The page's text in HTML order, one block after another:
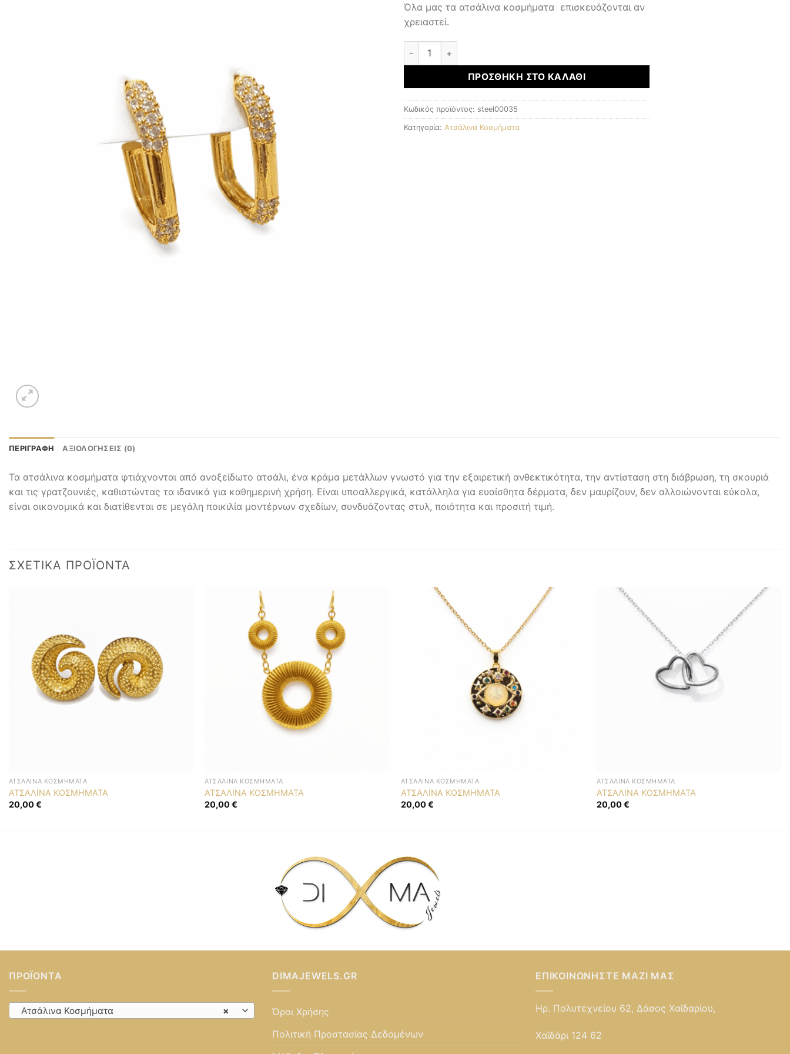
Όλα μας τα ατσάλινα κοσμήματα επισκευάζονται αν
χρειαστεί.
ΑΤΣΑΛΙΝΑ ΚΟΣΜΗΜΑΤΑ ποσότητα
ΠΡΟΣΘΉΚΗ ΣΤΟ ΚΑΛΆΘΙ
Κωδικός προϊόντος: steel00035
Κατηγορία: Ατσάλινα Κοσμήματα
ΠΕΡΙΓΡΑΦΉ ΑΞΙΟΛΟΓΉΣΕΙΣ (0)
Τα ατσάλινα κοσμήματα φτιάχνονται από ανοξείδωτο ατσάλι, ένα κράμα μετάλλων γνωστό για την εξαιρετική ανθεκτικότητα, την αντίσταση στη διάβρωση, τη σκουριά
και τις γρατζουνιές, καθιστώντας τα ιδανικά για καθημερινή χρήση. Είναι υποαλλεργικά, κατάλληλα για ευαίσθητα δέρματα, δεν μαυρίζουν, δεν αλλοιώνονται εύκολα,
είναι οικονομικά και διατίθενται σε μεγάλη ποικιλία μοντέρνων σχεδίων, συνδυάζοντας στυλ, ποιότητα και προσιτή τιμή.
ΣΧΕΤΙΚΆ ΠΡΟΪΌΝΤΑ
ΑΤΣΆΛΙΝΑ ΚΟΣΜΉΜΑΤΑ
ΑΤΣΑΛΙΝΑ ΚΟΣΜΗΜΑΤΑ
20,00€
ΑΤΣΆΛΙΝΑ ΚΟΣΜΉΜΑΤΑ
ΑΤΣΑΛΙΝΑ ΚΟΣΜΗΜΑΤΑ
20,00€
ΑΤΣΆΛΙΝΑ ΚΟΣΜΉΜΑΤΑ
ΑΤΣΑΛΙΝΑ ΚΟΣΜΗΜΑΤΑ
20,00€
ΑΤΣΆΛΙΝΑ ΚΟΣΜΉΜΑΤΑ
ΑΤΣΑΛΙΝΑ ΚΟΣΜΗΜΑΤΑ
20,00€
ΠΡΟΪΌΝΤΑ
×
Ατσάλινα Κοσμήματα
DIMAJEWELS.GR
Όροι Χρήσης
Πολιτική Προστασίας Δεδομένων
ΕΠΙΚΟΙΝΩΝΉΣΤΕ ΜΑΖΊ ΜΑΣ
Ηρ. Πολυτεχνείου 62, Δάσος Χαϊδαρίου,
Χαϊδάρι 124 62